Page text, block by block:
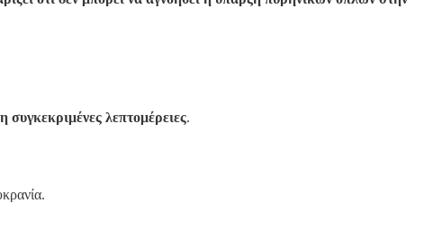
συγκεκριμένες λεπτομέρειες.